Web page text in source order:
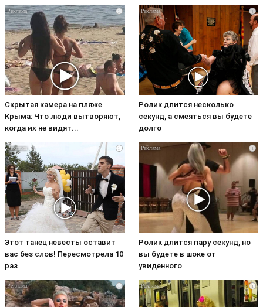
i
Скрытая камера на пляже
Крыма: Что люди вытворяют,
когда их не видят...
i
Ролик длится несколько
секунд, а смеяться вы будете
долго
i
Этот танец невесты оставит
вас без слов! Пересмотрела 10
раз
i
Ролик длится пару секунд, но
вы будете в шоке от
увиденного
i i